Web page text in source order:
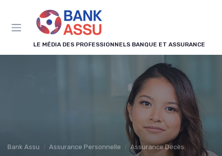
LE MÉDIA DES PROFESSIONNELS BANQUE ET ASSURANCE
Bank Assu Assurance Personnelle Assurance Décès